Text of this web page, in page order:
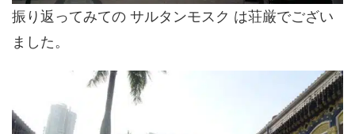
振り返ってみての サルタンモスク は荘厳でござい
ました。